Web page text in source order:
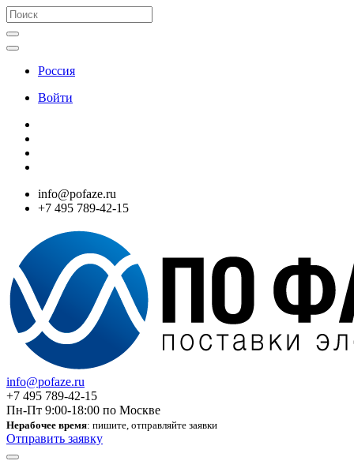
Россия
Войти
info@pofaze.ru
+7 495 789-42-15
info@pofaze.ru
+7 495 789-42-15
Пн-Пт 9:00-18:00 по Москве
Нерабочее время: пишите, отправляйте заявки
Отправить заявку